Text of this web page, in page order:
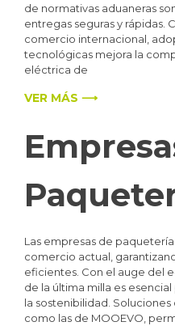
de normativas aduaneras
entregas seguras y rápidas.
comercio internacional,
tecnológicas mejora la
eléctrica de
VER MÁS ⟶
Las empresas de
comercio actual,
eficientes. Con el auge del
de la última milla es
la sostenibilidad.
como las de MOOEVO,